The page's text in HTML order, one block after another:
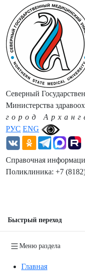
РУС ENG
Северный
Министерства
город
Справочная
Поликлиника: +7
Быстрый переход
Меню раздела
Главная